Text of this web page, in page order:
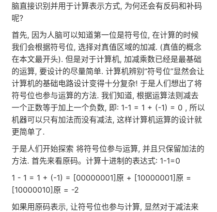
脑直接识别并用于计算表示方式, 为何还会有反码和补码
呢?
首先, 因为人脑可以知道第一位是符号位, 在计算的时候
我们会根据符号位, 选择对真值区域的加减. (真值的概念
在本文最开头). 但是对于计算机, 加减乘数已经是最基础
的运算, 要设计的尽量简单. 计算机辨别”符号位”显然会让
计算机的基础电路设计变得十分复杂! 于是人们想出了将
符号位也参与运算的方法. 我们知道, 根据运算法则减去
一个正数等于加上一个负数, 即: 1-1 = 1 + (-1) = 0 , 所以
机器可以只有加法而没有减法, 这样计算机运算的设计就
更简单了.
于是人们开始探索 将符号位参与运算, 并且只保留加法的
方法. 首先来看原码。计算十进制的表达式: 1-1=0
1 - 1 = 1 + (-1) = [00000001]原 + [10000001]原 =
[10000010]原 = -2
如果用原码表示, 让符号位也参与计算, 显然对于减法来